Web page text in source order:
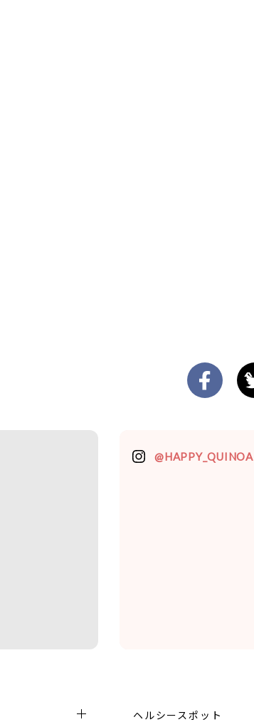
@HAPPY_QUINOA
ヘルシースポット